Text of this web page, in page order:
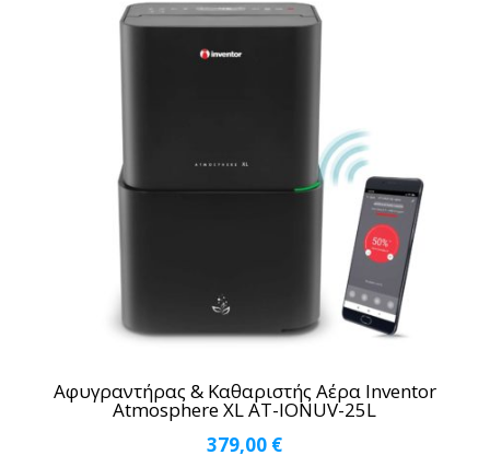
Αφυγραντήρας & Καθαριστής Αέρα Inventor
Atmosphere XL AT-IONUV-25L
379,00 €